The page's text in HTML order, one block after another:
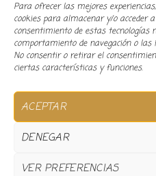
Para ofrecer las mejores
cookies para almacenar y/o acceder
consentimiento de estas tecnologías
comportamiento de navegación o
No consentir o retirar el
ciertas características y funciones.
ACEPTAR
DENEGAR
VER PREFERENCIAS
Copyright 2024